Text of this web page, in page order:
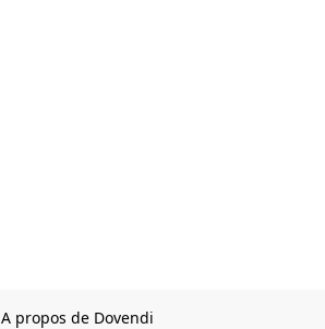
A propos de Dovendi